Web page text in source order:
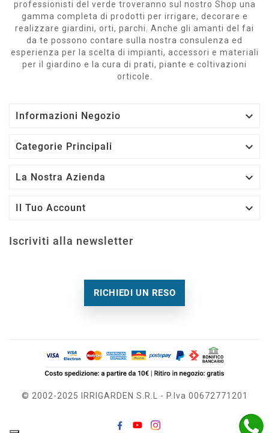
professionisti del verde troveranno sul nostro Shop una
gamma completa di prodotti per irrigare, decorare e
realizzare giardini, orti, parchi. Anche gli amanti del fai
da te possono contare sulla nostra consulenza ed
esperienza per la scelta di impianti, accessori e materiali
per il giardino e la cura di prati, piante e coltivazioni
orticole.
Informazioni Negozio 
Categorie Principali 
La Nostra Azienda 
Il Tuo Account 
Iscriviti alla newsletter
RICHIEDI UN RESO
© 2002-2025 IRRIGARDEN S.r.l - P.Iva 00672771201